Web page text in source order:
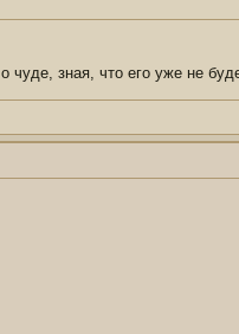
чуде, зная, что его уже не